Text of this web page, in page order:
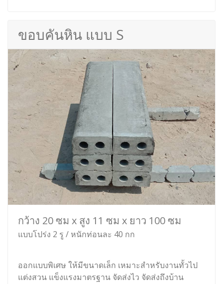
ขอบคันหิน แบบ S
กว้าง 20 ซม x สูง 11 ซม x ยาว 100 ซม
แบบโปร่ง 2 รู / หนักท่อนละ 40 กก
ออกแบบพิเศษ ให้มีขนาดเล็ก เหมาะสำหรับงานทั้วไป
แต่งสวน แข็งแรงมาตรฐาน จัดส่งไว จัดส่งถึงบ้าน